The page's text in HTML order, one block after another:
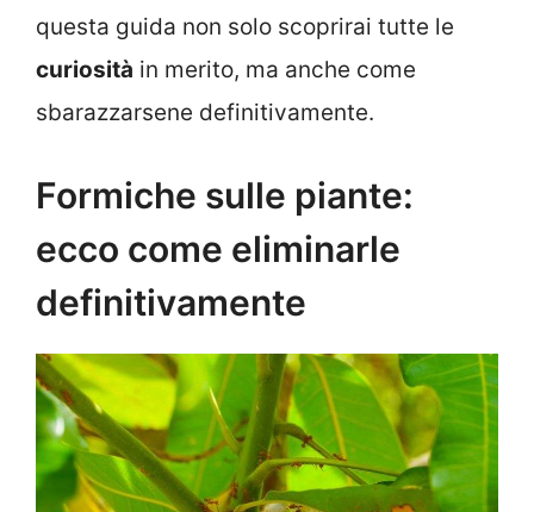
questa guida non solo scoprirai tutte le
curiosità in merito, ma anche come
sbarazzarsene definitivamente.
Formiche sulle piante:
ecco come eliminarle
definitivamente